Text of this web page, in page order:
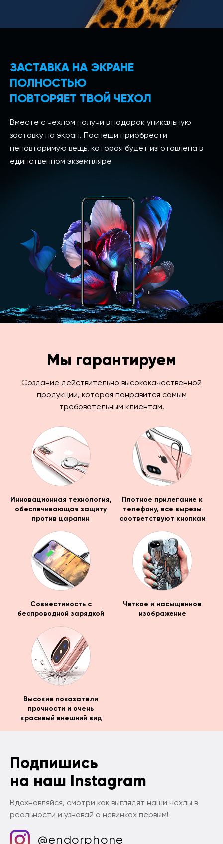
ЗАСТАВКА НА ЭКРАНЕ
ПОЛНОСТЬЮ
ПОВТОРЯЕТ ТВОЙ ЧЕХОЛ
Вместе с чехлом получи в подарок уникальную
заставку на экран. Поспеши приобрести
неповторимую вещь, которая будет изготовлена в
единственном экземпляре
Мы гарантируем
Создание действительно высококачественной
продукции, которая понравится самым
требовательным клиентам.
Инновационная технология,
обеспечивающая защиту
против царапин
Плотное прилегание к
телефону, все вырезы
соответствуют кнопкам
Совместимость с
беспроводной зарядкой
Четкое и насыщенное
изображение
Высокие показатели
прочности и очень
красивый внешний вид
Подпишись
на наш Instagram
Вдохновляйся, смотри как выглядят наши чехлы в
реальности и узнавай о новинках первым!
@endorphone